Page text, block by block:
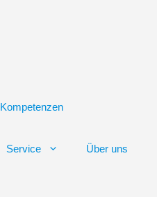
Kompetenzen
Service Über uns